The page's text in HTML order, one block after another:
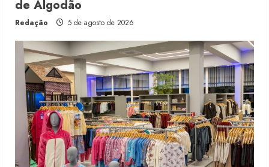
de Algodão
Redação 5 de agosto de 2026